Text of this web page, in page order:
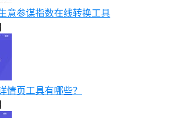
意参谋指数在线转换工具
情页工具有哪些？